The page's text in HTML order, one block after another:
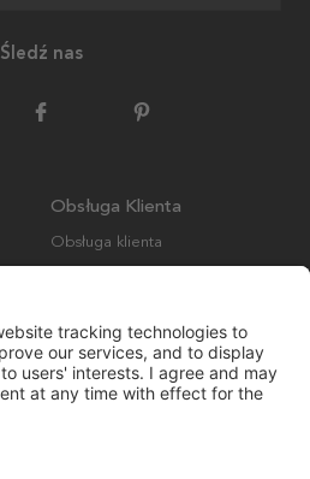
Śledź nas
Obsługa Klienta
Obsługa klienta
Wysyłka i Dostawa